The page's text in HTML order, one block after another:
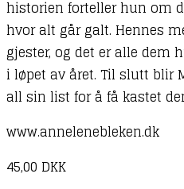
historien forteller hun om
hvor alt går galt. Hennes
gjester, og det er alle dem
i løpet av året. Til slutt blir
all sin list for å få kastet
www.annelenebleken.dk
45,00 DKK